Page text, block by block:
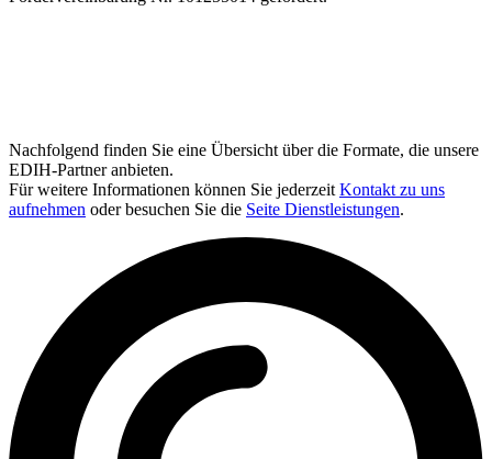
Nachfolgend finden Sie eine Übersicht über die Formate, die unsere
EDIH-Partner anbieten.
Für weitere Informationen können Sie jederzeit Kontakt zu uns
aufnehmen oder besuchen Sie die Seite Dienstleistungen.